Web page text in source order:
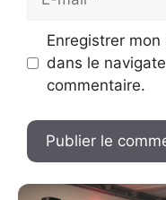
Enregistrer
dans le
commentaire.